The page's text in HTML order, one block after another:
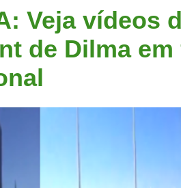
Veja vídeos
de Dilma